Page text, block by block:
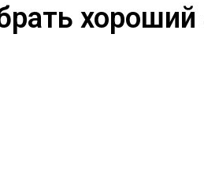
хороший